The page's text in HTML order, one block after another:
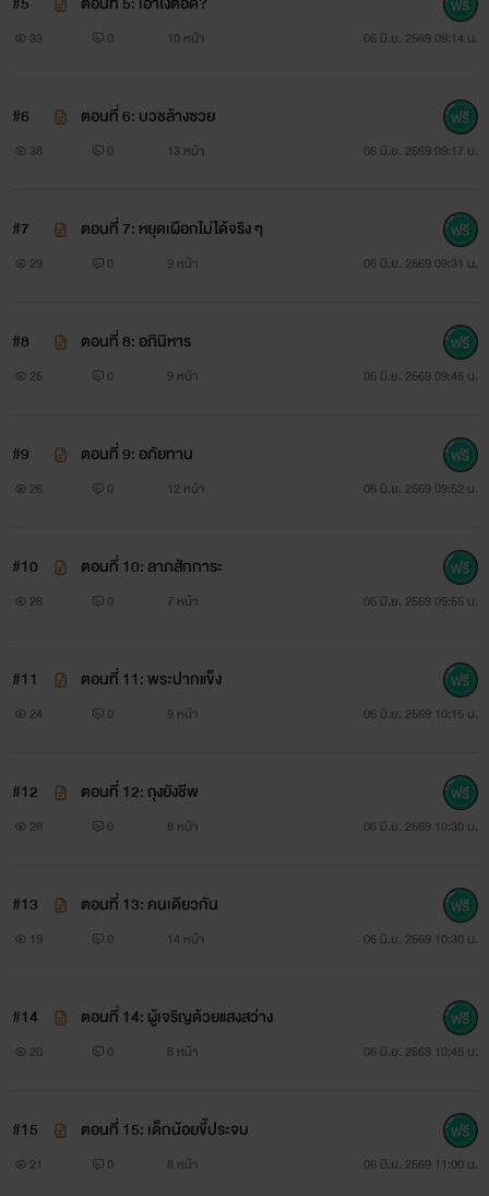
33 0 10 หน้า 06 มิ.ย. 2569 09:14 น.
#6 ตอนที่ 6: บวชล้างซวย
38 0 13 หน้า 06 มิ.ย. 2569 09:17 น.
#7 ตอนที่ 7: หยุดเผือกไม่ได้จริง ๆ
29 0 9 หน้า 06 มิ.ย. 2569 09:31 น.
#8 ตอนที่ 8: อภินิหาร
25 0 9 หน้า 06 มิ.ย. 2569 09:45 น.
#9 ตอนที่ 9: อภัยทาน
26 0 12 หน้า 06 มิ.ย. 2569 09:52 น.
#10 ตอนที่ 10: ลาภสักการะ
28 0 7 หน้า 06 มิ.ย. 2569 09:55 น.
#11 ตอนที่ 11: พระปากแข็ง
24 0 9 หน้า 06 มิ.ย. 2569 10:15 น.
#12 ตอนที่ 12: ถุงยังชีพ
28 0 8 หน้า 06 มิ.ย. 2569 10:30 น.
#13 ตอนที่ 13: คนเดียวกัน
19 0 14 หน้า 06 มิ.ย. 2569 10:30 น.
#14 ตอนที่ 14: ผู้เจริญด้วยแสงสว่าง
20 0 8 หน้า 06 มิ.ย. 2569 10:45 น.
#15 ตอนที่ 15: เด็กน้อยขี้ประจบ
21 0 8 หน้า 06 มิ.ย. 2569 11:00 น.